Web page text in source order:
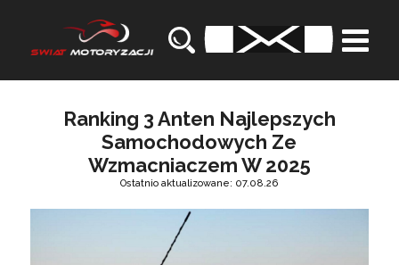
Ranking 3 Anten Najlepszych
Samochodowych Ze
Wzmacniaczem W 2025
Ostatnio aktualizowane: 07.08.26